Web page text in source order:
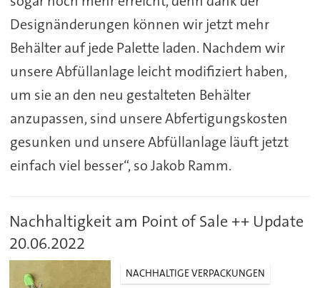
Designänderungen können wir jetzt mehr
Behälter auf jede Palette laden. Nachdem wir
unsere Abfüllanlage leicht modifiziert haben,
um sie an den neu gestalteten Behälter
anzupassen, sind unsere Abfertigungskosten
gesunken und unsere Abfüllanlage läuft jetzt
einfach viel besser“, so Jakob Ramm.
Nachhaltigkeit am Point of Sale ++ Update
20.06.2022
NACHHALTIGE VERPACKUNGEN